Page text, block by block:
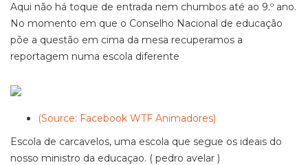
Aqui não há toque de entrada nem chumbos até ao 9.º ano.
No momento em que o Conselho Nacional de educação
põe a questão em cima da mesa recuperamos a
reportagem numa escola diferente
(Source: Facebook WTF Animadores)
Escola de carcavelos, uma escola que segue os ideais do
nosso ministro da educaçao. ( pedro avelar )